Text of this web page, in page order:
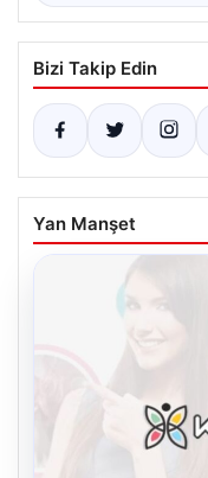
Bizi Takip Edin
Yan Manşet